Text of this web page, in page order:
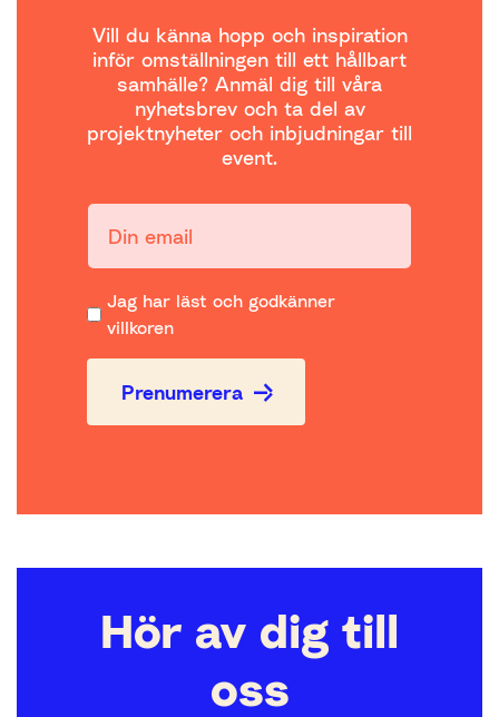
Vill du känna hopp och inspiration
inför omställningen till ett hållbart
samhälle? Anmäl dig till våra
nyhetsbrev och ta del av
projektnyheter och inbjudningar till
event.
Jag har läst och godkänner
villkoren
Prenumerera
Hör av dig till
oss